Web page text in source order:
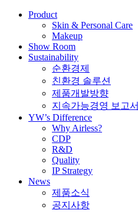
Product
Skin & Personal Care
Makeup
Show Room
Sustainability
순환경제
친환경 솔루션
제품개발방향
지속가능경영 보고서
YW’s Difference
Why Airless?
CDP
R&D
Quality
IP Strategy
News
제품소식
공지사항